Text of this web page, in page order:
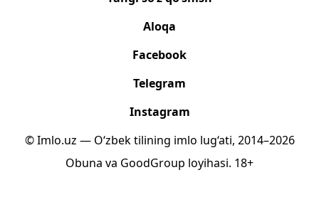
Aloqa
Facebook
Telegram
Instagram
© Imlo.uz — O‘zbek tilining imlo lug‘ati, 2014–2026
Obuna va GoodGroup loyihasi. 18+